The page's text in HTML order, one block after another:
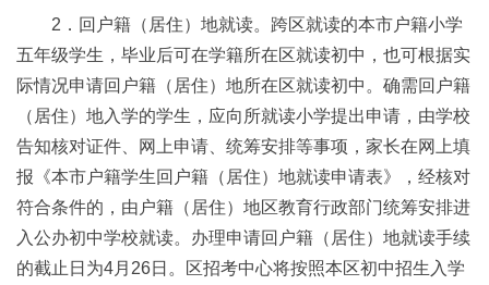
2．回户籍（居住）地就读。跨区就读的本市户籍小学
五年级学生，毕业后可在学籍所在区就读初中，也可根据实
际情况申请回户籍（居住）地所在区就读初中。确需回户籍
（居住）地入学的学生，应向所就读小学提出申请，由学校
告知核对证件、网上申请、统筹安排等事项，家长在网上填
报《本市户籍学生回户籍（居住）地就读申请表》，经核对
符合条件的，由户籍（居住）地区教育行政部门统筹安排进
入公办初中学校就读。办理申请回户籍（居住）地就读手续
的截止日为4月26日。区招考中心将按照本区初中招生入学